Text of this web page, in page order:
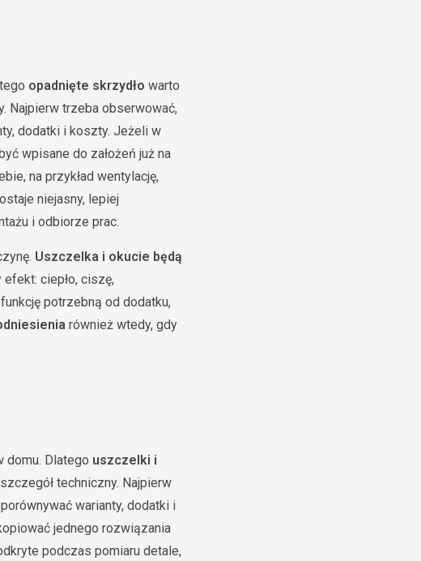
opadnięte skrzydło warto
Najpierw trzeba obserwować,
dodatki i koszty. Jeżeli w
wpisane do założeń już na
na przykład wentylację,
niejasny, lepiej
i odbiorze prac.
Uszczelka i okucie będą
ciepło, ciszę,
potrzebną od dodatku,
również wtedy, gdy
domu. Dlatego uszczelki i
techniczny. Najpierw
warianty, dodatki i
jednego rozwiązania
podczas pomiaru detale,